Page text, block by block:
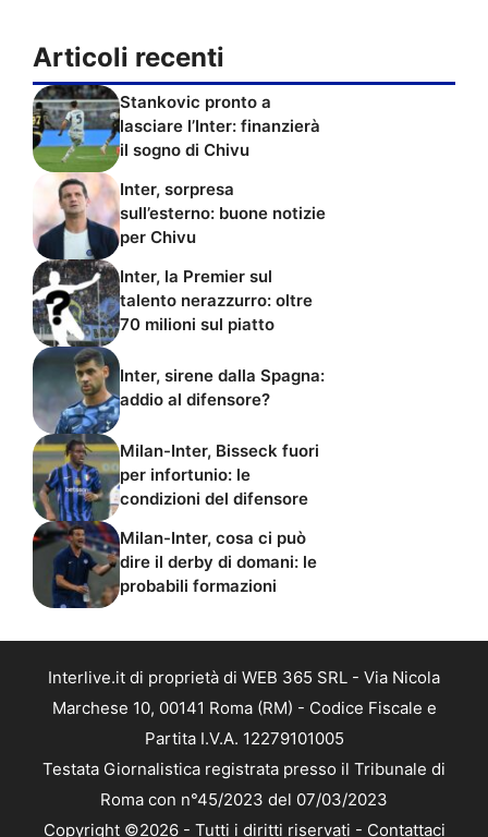
Articoli recenti
Stankovic pronto a
lasciare l’Inter: finanzierà
il sogno di Chivu
Inter, sorpresa
sull’esterno: buone notizie
per Chivu
Inter, la Premier sul
talento nerazzurro: oltre
70 milioni sul piatto
Inter, sirene dalla Spagna:
addio al difensore?
Milan-Inter, Bisseck fuori
per infortunio: le
condizioni del difensore
Milan-Inter, cosa ci può
dire il derby di domani: le
probabili formazioni
Interlive.it di proprietà di WEB 365 SRL - Via Nicola
Marchese 10, 00141 Roma (RM) - Codice Fiscale e
Partita I.V.A. 12279101005
Testata Giornalistica registrata presso il Tribunale di
Roma con n°45/2023 del 07/03/2023
Copyright ©2026 - Tutti i diritti riservati - Contattaci